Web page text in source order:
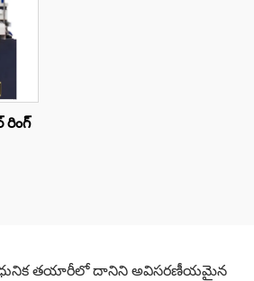
రింగ్
తయారీలో దానిని అవిసరణీయమైన